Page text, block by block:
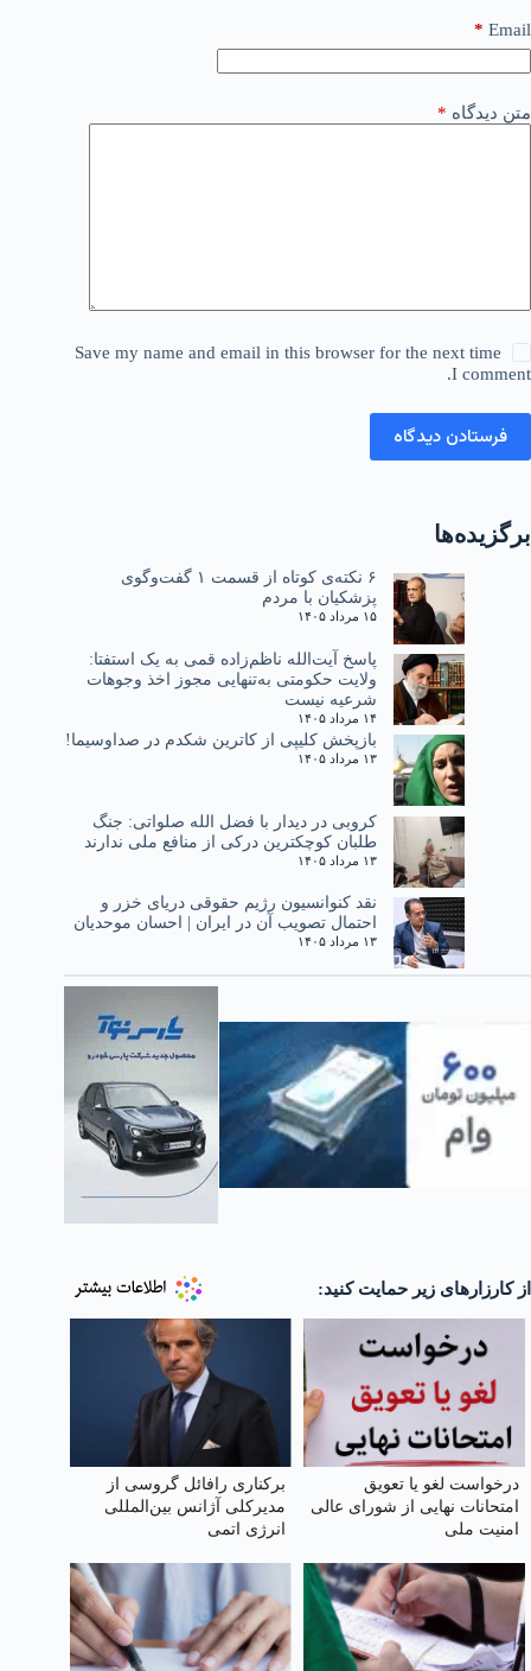
Email
*
متن دیدگاه *
Save my name and email in this browser for the next time
I comment.
فرستادن دیدگاه
برگزیده‌ها
۶ نکته‌ی کوتاه از قسمت ۱ گفت‌وگوی
پزشکیان با مردم
۱۵ مرداد ۱۴۰۵
پاسخ آیت‌الله ناظم‌زاده قمی به یک استفتا:
ولایت حکومتی به‌تنهایی مجوز اخذ وجوهات
شرعیه نیست
۱۴ مرداد ۱۴۰۵
بازپخش کلیپی از کاترین شکدم در صداوسیما!
۱۳ مرداد ۱۴۰۵
کروبی در دیدار با فضل الله صلواتی: جنگ
طلبان کوچکترین درکی از منافع ملی ندارند
۱۳ مرداد ۱۴۰۵
نقد کنوانسیون رژیم حقوقی دریای خزر و
احتمال تصویب آن در ایران | احسان موحدیان
۱۳ مرداد ۱۴۰۵
از کارزارهای زیر حمایت کنید:
درخواست لغو یا تعویق
امتحانات نهایی از شورای عالی
امنیت ملی
برکناری رافائل گروسی از
مدیرکلی آژانس بین‌المللی
انرژی اتمی